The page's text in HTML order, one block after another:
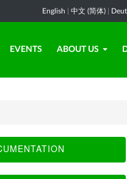
English 中文 (简体)
EVENTS ABOUT US